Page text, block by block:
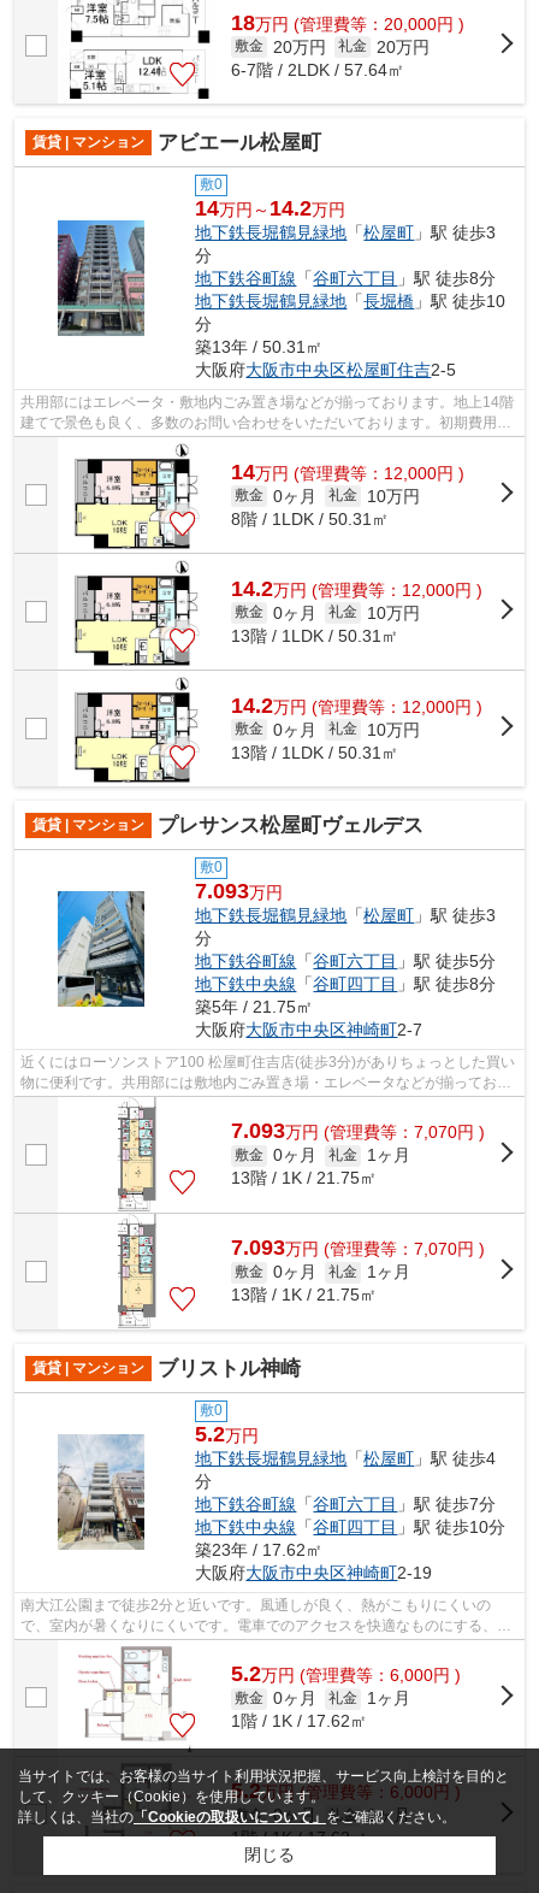
18万円 (管理費等：20,000円 )
敷金 20万円 礼金
20万円
6-7階 / 2LDK / 57.64㎡
賃貸 | マンション アビエール松屋町
敷0
14万円～ 14.2万円
地下鉄長堀鶴見緑地 「松屋町 」駅 徒歩3
分
地下鉄谷町線 「谷町六丁目 」駅 徒歩8分
地下鉄長堀鶴見緑地 「長堀橋 」駅 徒歩10
分
築13年 / 50.31㎡
大阪府大阪市中央区松屋町住吉2-5
共用部にはエレベータ・敷地内ごみ置き場などが揃っております。地上14階
建てで景色も良く、多数のお問い合わせをいただいております。初期費用は
カードで決済いただけます。こちらは...
14万円 (管理費等：12,000円 )
敷金 0ヶ月 礼金
10万円
8階 / 1LDK / 50.31㎡
14.2万円 (管理費等：12,000円 )
敷金 0ヶ月 礼金
10万円
13階 / 1LDK / 50.31㎡
14.2万円 (管理費等：12,000円 )
敷金 0ヶ月 礼金
10万円
13階 / 1LDK / 50.31㎡
賃貸 | マンション プレサンス松屋町ヴェルデス
敷0
7.093万円
地下鉄長堀鶴見緑地 「松屋町 」駅 徒歩3
分
地下鉄谷町線 「谷町六丁目 」駅 徒歩5分
地下鉄中央線 「谷町四丁目 」駅 徒歩8分
築5年 / 21.75㎡
大阪府大阪市中央区神崎町2-7
近くにはローソンストア100 松屋町住吉店(徒歩3分)がありちょっとした買い
物に便利です。共用部には敷地内ごみ置き場・エレベータなどが揃っており
ます。徒歩3分で駅にアクセス可能な...
7.093万円 (管理費等：7,070円 )
敷金 0ヶ月 礼金
1ヶ月
13階 / 1K / 21.75㎡
7.093万円 (管理費等：7,070円 )
敷金 0ヶ月 礼金
1ヶ月
13階 / 1K / 21.75㎡
賃貸 | マンション ブリストル神崎
敷0
5.2万円
地下鉄長堀鶴見緑地 「松屋町 」駅 徒歩4
分
地下鉄谷町線 「谷町六丁目 」駅 徒歩7分
地下鉄中央線 「谷町四丁目 」駅 徒歩10分
築23年 / 17.62㎡
大阪府大阪市中央区神崎町2-19
南大江公園まで徒歩2分と近いです。風通しが良く、熱がこもりにくいの
で、室内が暑くなりにくいです。電車でのアクセスを快適なものにする、2
駅利用可能な物件です。こちらの物件はマ...
5.2万円 (管理費等：6,000円 )
敷金 0ヶ月 礼金
1ヶ月
1階 / 1K / 17.62㎡
5.2万円(管理費等：6,000円 )
敷金 0ヶ月 礼金 1ヶ月
1階 / 1K / 17.62㎡
当サイトでは、お客様の当サイト利用状況把握、サービス向上検討を目的と
して、クッキー（Cookie）を使用しています。
詳しくは、当社の 「Cookieの取扱いについて」 をご確認ください。
閉じる